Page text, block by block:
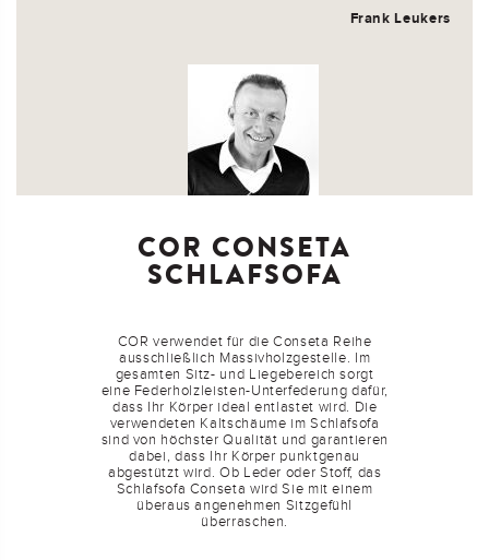
Frank Leukers
COR CONSETA
SCHLAFSOFA
COR verwendet für die Conseta Reihe
ausschließlich Massivholzgestelle. Im
gesamten Sitz- und Liegebereich sorgt
eine Federholzleisten-Unterfederung dafür,
dass Ihr Körper ideal entlastet wird. Die
verwendeten Kaltschäume im Schlafsofa
sind von höchster Qualität und garantieren
dabei, dass Ihr Körper punktgenau
abgestützt wird. Ob Leder oder Stoff, das
Schlafsofa Conseta wird Sie mit einem
überaus angenehmen Sitzgefühl
überraschen.